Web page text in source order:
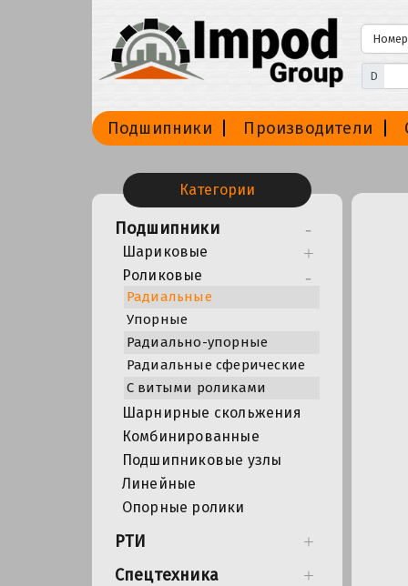
D
Подшипники Производители
Категории
Подшипники
Шариковые
Роликовые
Радиальные
Упорные
Радиально-упорные
Радиальные сферические
С витыми роликами
Шарнирные скольжения
Комбинированные
Подшипниковые узлы
Линейные
Опорные ролики
РТИ
Спецтехника